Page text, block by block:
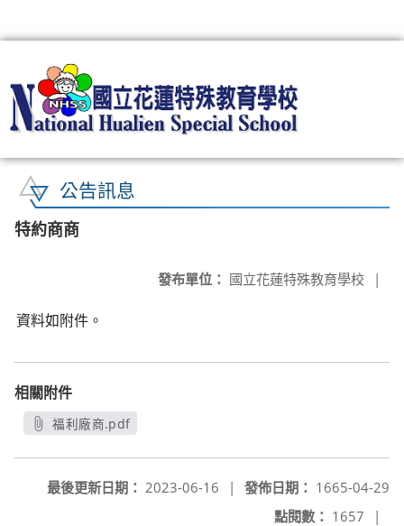
公告訊息
特約商商
發布單位： 國立花蓮特殊教育學校 |
資料如附件。
相關附件
福利廠商.pdf
發佈日期： 1665-04-29
最後更新日期： 2023-06-16
|
點閱數： 1657 |